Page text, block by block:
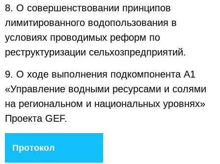
8. О совершенствовании принципов
лимитированного водопользования в
условиях проводимых реформ по
реструктуризации сельхозпредприятий.
9. О ходе выполнения подкомпонента А1
«Управление водными ресурсами и солями
на региональном и национальных уровнях»
Проекта GEF.
Протокол